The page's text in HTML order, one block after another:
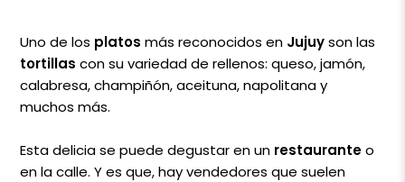
Uno de los platos más reconocidos en Jujuyson las
tortillas con su variedad de rellenos: queso, jamón,
calabresa, champiñón, aceituna, napolitana y
muchos más.
Esta delicia se puede degustar en un restauranteo
en la calle. Y es que, hay vendedores que suelen